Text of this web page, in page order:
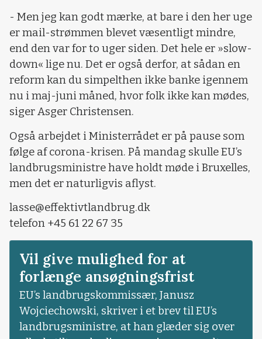
- Men jeg kan godt mærke, at bare i den her uge
er mail-strømmen blevet væsentligt mindre,
end den var for to uger siden. Det hele er »slow-
down« lige nu. Det er også derfor, at sådan en
reform kan du simpelthen ikke banke igennem
nu i maj-juni måned, hvor folk ikke kan mødes,
siger Asger Christensen.
Også arbejdet i Ministerrådet er på pause som
følge af corona-krisen. På mandag skulle EU’s
landbrugsministre have holdt møde i Bruxelles,
men det er naturligvis aflyst.
lasse@effektivtlandbrug.dk
telefon +45 61 22 67 35
Vil give mulighed for at
forlænge ansøgningsfrist
EU’s landbrugskommissær, Janusz
Wojciechowski, skriver i et brev til EU’s
landbrugsministre, at han glæder sig over